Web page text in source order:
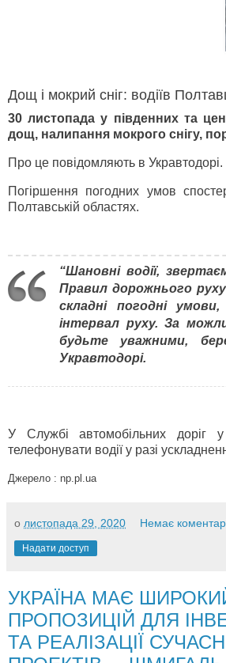
Дощ і мокрий сніг: водіїв
30 листопада у південних та
дощ, налипання мокрого снігу,
Про це повідомляють в Укравтодорі.
Погіршення погодних умов
Полтавській областях.
“Шановні водії,
Правил дорожнього
складні погодні
інтервал руху. За
будьте уважними,
Укравтодорі.
У Службі автомобільних доріг
телефонувати водії у разі
Джерело : np.pl.ua
о листопада 29, 2020 Немає
Надати доступ
УКРАЇНА МАЄ
ПРОПОЗИЦІЙ ДЛЯ
ТА РЕАЛІЗАЦІЇ